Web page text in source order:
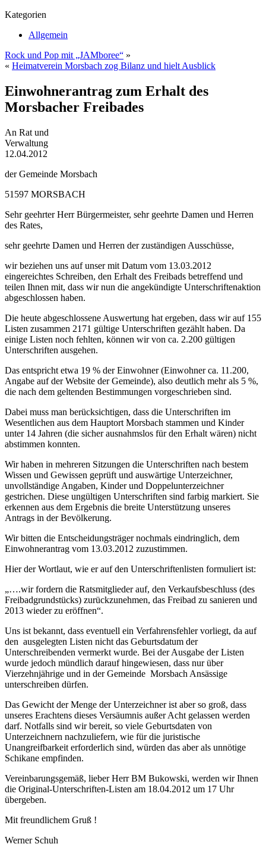
Kategorien
Allgemein
Rock und Pop mit „JAMboree“ »
« Heimatverein Morsbach zog Bilanz und hielt Ausblick
Einwohnerantrag zum Erhalt des
Morsbacher Freibades
An Rat und
Verwaltung
12.04.2012
der Gemeinde Morsbach
51597 MORSBACH
Sehr geehrter Herr Bürgermeister, sehr geehrte Damen und Herren
des Rates,
sehr geehrte Damen und Herren der zuständigen Ausschüsse,
wir beziehen uns auf unser mit Datum vom 13.03.2012
eingereichtes Schreiben, den Erhalt des Freibads betreffend und
teilen Ihnen mit, dass wir nun die angekündigte Unterschriftenaktion
abgeschlossen haben.
Die heute abgeschlossene Auswertung hat ergeben, dass wir auf 155
Listen zusammen 2171 gültige Unterschriften gezählt haben. Da
einige Listen noch fehlten, können wir von ca. 2.200 gültigen
Unterschriften ausgehen.
Das entspricht etwa 19 % der Einwohner (Einwohner ca. 11.200,
Angabe auf der Website der Gemeinde), also deutlich mehr als 5 %,
die nach dem geltenden Bestimmungen vorgeschrieben sind.
Dabei muss man berücksichtigen, dass die Unterschriften im
Wesentlichen aus dem Hauptort Morsbach stammen und Kinder
unter 14 Jahren (die sicher ausnahmslos für den Erhalt wären) nicht
abstimmen konnten.
Wir haben in mehreren Sitzungen die Unterschriften nach bestem
Wissen und Gewissen geprüft und auswärtige Unterzeichner,
unvollständige Angaben, Kinder und Doppelunterzeichner
gestrichen. Diese ungültigen Unterschriften sind farbig markiert. Sie
erkennen aus dem Ergebnis die breite Unterstützung unseres
Antrags in der Bevölkerung.
Wir bitten die Entscheidungsträger nochmals eindringlich, dem
Einwohnerantrag vom 13.03.2012 zuzustimmen.
Hier der Wortlaut, wie er auf den Unterschriftenlisten formuliert ist:
„….wir fordern die Ratsmitglieder auf, den Verkaufsbeschluss (des
Freibadgrundstücks) zurückzunehmen, das Freibad zu sanieren und
2013 wieder zu eröffnen“.
Uns ist bekannt, dass eventuell ein Verfahrensfehler vorliegt, da auf
den ausgelegten Listen nicht das Geburtsdatum der
Unterschreibenden vermerkt wurde. Bei der Ausgabe der Listen
wurde jedoch mündlich darauf hingewiesen, dass nur über
Vierzehnjährige und in der Gemeinde Morsbach Ansässige
unterschreiben dürfen.
Das Gewicht der Menge der Unterzeichner ist aber so groß, dass
unseres Erachtens dieses Versäumnis außer Acht gelassen werden
darf. Notfalls sind wir bereit, so viele Geburtsdaten von
Unterzeichnern nachzuliefern, wie für die juristische
Unangreifbarkeit erforderlich sind, würden das aber als unnötige
Schikane empfinden.
Vereinbarungsgemäß, lieber Herr BM Bukowski, werden wir Ihnen
die Original-Unterschriften-Listen am 18.04.2012 um 17 Uhr
übergeben.
Mit freundlichem Gruß !
Werner Schuh